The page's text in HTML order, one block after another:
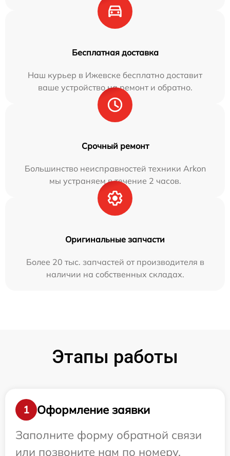
Бесплатная доставка
Наш курьер в Ижевске бесплатно доставит
ваше устройство на ремонт и обратно.
Срочный ремонт
Большинство неисправностей техники Arkon
мы устраняем в течение 2 часов.
Оригинальные запчасти
Более 20 тыс. запчастей от производителя в
наличии на собственных складах.
Этапы работы
1
Оформление заявки
Заполните форму обратной связи
или позвоните нам по номеру,